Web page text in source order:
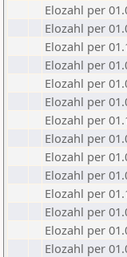
Elozahl per
Elozahl per
Elozahl per
Elozahl per
Elozahl per
Elozahl per
Elozahl per
Elozahl per
Elozahl per
Elozahl per
Elozahl per
Elozahl per
Elozahl per
Elozahl per